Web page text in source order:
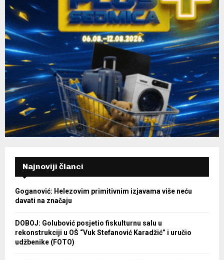
Najnoviji članci
Goganović: Helezovim primitivnim izjavama više neću
davati na značaju
DOBOJ: Golubović posjetio fiskulturnu salu u
rekonstrukciji u OŠ “Vuk Stefanović Karadžić” i uručio
udžbenike (FOTO)